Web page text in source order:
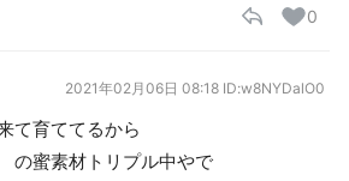
0
2021年02月06日 08:18 ID:w8NYDalO0
て育ててるから
蜜素材トリプル中やで